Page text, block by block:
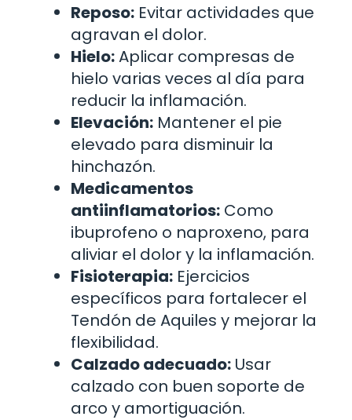
Reposo: Evitar actividades que
agravan el dolor.
Hielo:Aplicar compresas de
hielo varias veces al día para
reducir la inflamación.
Elevación: Mantener el pie
elevado para disminuir la
hinchazón.
Medicamentos
antiinflamatorios: Como
ibuprofeno o naproxeno, para
aliviar el dolor y la inflamación.
Fisioterapia: Ejercicios
específicos para fortalecer el
Tendón de Aquiles y mejorar la
flexibilidad.
Calzado adecuado: Usar
calzado con buen soporte de
arco y amortiguación.